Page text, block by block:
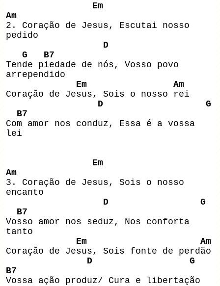
Em
Am
2. Coração de Jesus, Escutai nosso
pedido
D
G B7
Tende piedade de nós, Vosso povo
arrependido
Em Am
Coração de Jesus, Sois o nosso rei
D G
B7
Com amor nos conduz, Essa é a vossa
lei
Em
Am
3. Coração de Jesus, Sois o nosso
encanto
D G
B7
Vosso amor nos seduz, Nos conforta
tanto
Em Am
Coração de Jesus, Sois fonte de perdão
D G
B7
Vossa ação produz/ Cura e libertação